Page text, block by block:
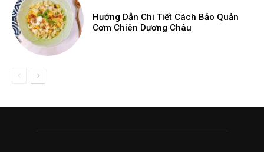
Hướng Dẫn Chi Tiết Cách Bảo Quản
Cơm Chiên Dương Châu